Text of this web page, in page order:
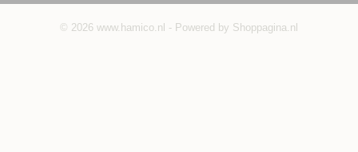
© 2026 www.hamico.nl - Powered by Shoppagina.nl